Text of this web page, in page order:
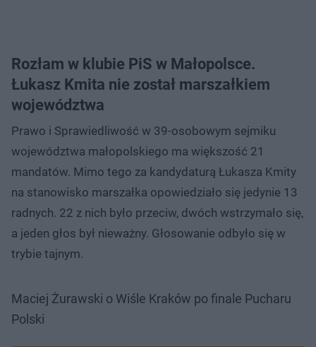
Rozłam w klubie PiS w Małopolsce.
Łukasz Kmita nie został marszałkiem
województwa
Prawo i Sprawiedliwość w 39-osobowym sejmiku
województwa małopolskiego ma większość 21
mandatów. Mimo tego za kandydaturą Łukasza Kmity
na stanowisko marszałka opowiedziało się jedynie 13
radnych. 22 z nich było przeciw, dwóch wstrzymało się,
a jeden głos był nieważny. Głosowanie odbyło się w
trybie tajnym.
Maciej Żurawski o Wiśle Kraków po finale Pucharu
Polski